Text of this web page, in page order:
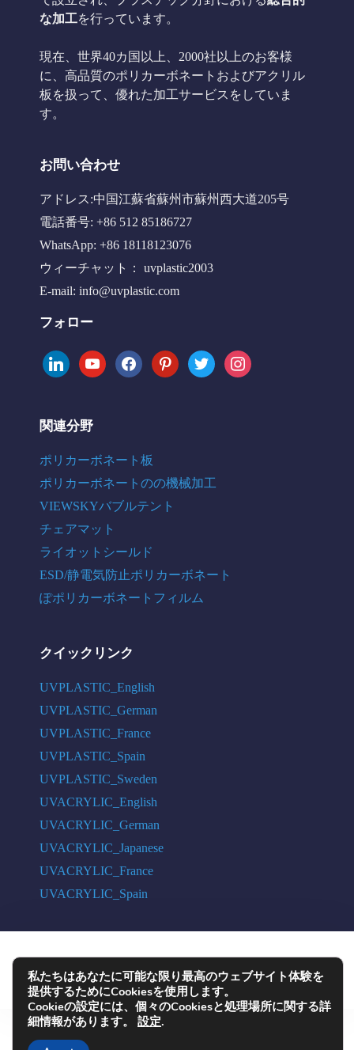
な加工を行っています。
現在、世界40カ国以上、2000社以上のお客様
に、高品質のポリカーボネートおよびアクリル
板を扱って、優れた加工サービスをしていま
す。
お問い合わせ
アドレス:中国江蘇省蘇州市蘇州西大道205号
電話番号: +86 512 85186727
WhatsApp: +86 18118123076
ウィーチャット： uvplastic2003
E-mail: info@uvplastic.com
フォロー
linkedinyoutubefacebookpinteresttwitter instagram
関連分野
ポリカーボネート板
ポリカーボネートのの機械加工
VIEWSKYバブルテント
チェアマット
ライオットシールド
ESD/静電気防止ポリカーボネート
ぽポリカーボネートフィルム
クイックリンク
UVPLASTIC_English
UVPLASTIC_German
UVPLASTIC_France
UVPLASTIC_Spain
UVPLASTIC_Sweden
UVACRYLIC_English
UVACRYLIC_German
UVACRYLIC_Japanese
UVACRYLIC_France
UVACRYLIC_Spain
COPYRIGHT © 2004 - 2026 UVPLASTIC MATERIAL TECHNOLOGY CO.,
LTD. ALL RIGHTS RESERVED
私たちはあなたに可能な限り最高のウェブサイト体験を
提供するためにCookiesを使用します。
Cookieの設定には、個々のCookiesと処理場所に関する詳
細情報があります。 設定.